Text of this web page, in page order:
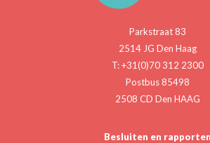
Parkstraat 83
2514 JG Den Haag
T: +31(0)70 312 2300
Postbus 85498
2508 CD Den HAAG
Besluiten en rapporten